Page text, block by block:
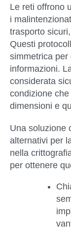
Le reti offrono
i
trasporto
Questi
simmetrica per
informazioni.
considerata
condizione
dimensioni e
Una soluzione
alternativi per
nella
per ottenere